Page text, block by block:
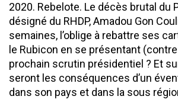
2020. Rebelote. Le décès brutal du
désigné du RHDP, Amadou Gon
semaines, l’oblige à rebattre ses
le Rubicon en se présentant
prochain scrutin présidentiel ? Et
seront les conséquences d’un
dans son pays et dans la sous